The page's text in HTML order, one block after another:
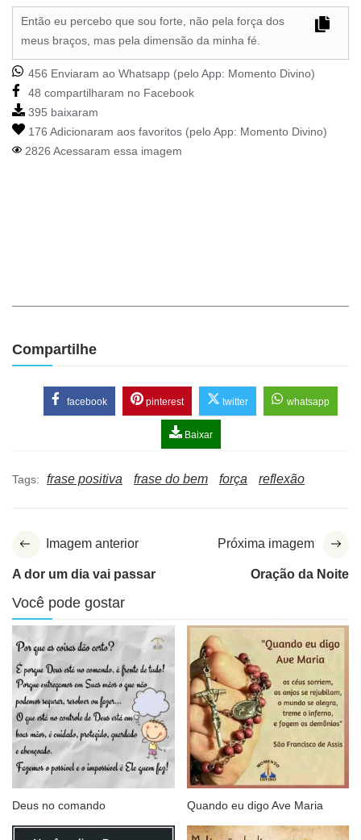
Então eu percebo que sou forte, não pela força dos
meus braços, mas pela dimensão da minha fé.
456 Enviaram ao Whatsapp (pelo App: Momento Divino)
48 compartilharam no Facebook
395 baixaram
176 Adicionaram aos favoritos (pelo App: Momento Divino)
2826 Acessaram essa imagem
Compartilhe
facebook pinterest twitter whatsapp
Baixar
Tags: frase positiva frase do bem força reflexão
Imagem anterior
A dor um dia vai passar
Próxima imagem
Oração da Noite
Você pode gostar
Deus no comando Quando eu digo Ave Maria